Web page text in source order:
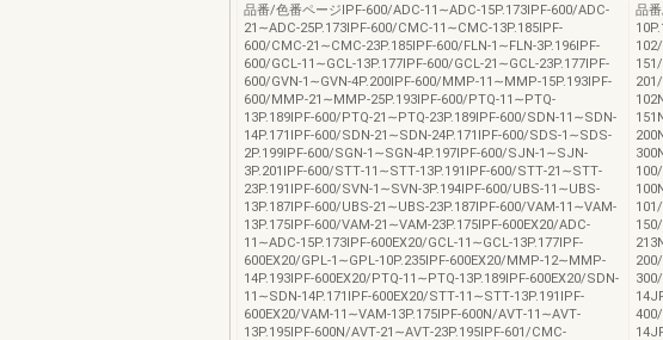
品番/色番ページIPF‐600/ADC‐11∼ADC‐15P.173IPF‐600/ADC‐
21∼ADC‐25P.173IPF‐600/CMC‐11∼CMC‐13P.185IPF‐
600/CMC‐21∼CMC‐23P.185IPF‐600/FLN‐1∼FLN‐3P.196IPF‐
600/GCL‐11∼GCL‐13P.177IPF‐600/GCL‐21∼GCL‐23P.177IPF‐
600/GVN‐1∼GVN‐4P.200IPF‐600/MMP‐11∼MMP‐15P.193IPF‐
600/MMP‐21∼MMP‐25P.193IPF‐600/PTQ‐11∼PTQ‐
13P.189IPF‐600/PTQ‐21∼PTQ‐23P.189IPF‐600/SDN‐11∼SDN‐
14P.171IPF‐600/SDN‐21∼SDN‐24P.171IPF‐600/SDS‐1∼SDS‐
2P.199IPF‐600/SGN‐1∼SGN‐4P.197IPF‐600/SJN‐1∼SJN‐
3P.201IPF‐600/STT‐11∼STT‐13P.191IPF‐600/STT‐21∼STT‐
23P.191IPF‐600/SVN‐1∼SVN‐3P.194IPF‐600/UBS‐11∼UBS‐
13P.187IPF‐600/UBS‐21∼UBS‐23P.187IPF‐600/VAM‐11∼VAM‐
13P.175IPF‐600/VAM‐21∼VAM‐23P.175IPF‐600EX20/ADC‐
11∼ADC‐15P.173IPF‐600EX20/GCL‐11∼GCL‐13P.177IPF‐
600EX20/GPL‐1∼GPL‐10P.235IPF‐600EX20/MMP‐12∼MMP‐
14P.193IPF‐600EX20/PTQ‐11∼PTQ‐13P.189IPF‐600EX20/SDN‐
11∼SDN‐14P.171IPF‐600EX20/STT‐11∼STT‐13P.191IPF‐
600EX20/VAM‐11∼VAM‐13P.175IPF‐600N/AVT‐11∼AVT‐
13P.195IPF‐600N/AVT‐21∼AVT‐23P.195IPF‐601/CMC‐
品